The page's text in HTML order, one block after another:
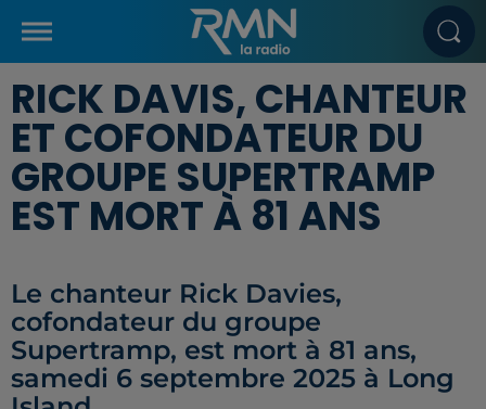
RICK DAVIS, CHANTEUR
ET COFONDATEUR DU
GROUPE SUPERTRAMP
EST MORT À 81 ANS
Le chanteur Rick Davies,
cofondateur du groupe
Supertramp, est mort à 81 ans,
samedi 6 septembre 2025 à Long